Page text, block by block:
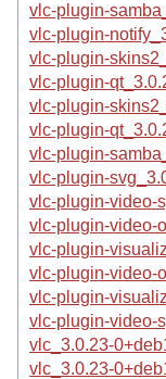
vlc-plugin-
vlc-plugin-
vlc-plugin-
vlc-plugin-
vlc-plugin-
vlc-plugin-
vlc-plugin-
vlc-plugin-
vlc-plugin-video-
vlc-plugin-video-
vlc-plugin-
vlc-plugin-video-
vlc-plugin-
vlc-plugin-video-
vlc_3.0.23-
vlc_3.0.23-